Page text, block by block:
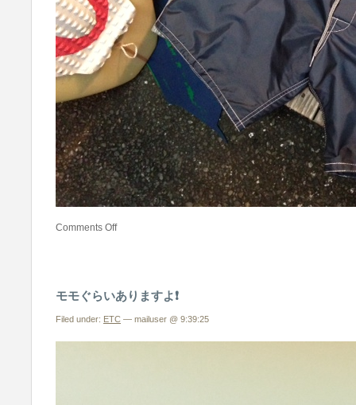
Comments Off
モモぐらいありますよ❗️
Filed under: ETC — mailuser @ 9:39:25